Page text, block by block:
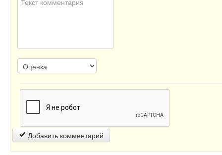
Добавить комментарий